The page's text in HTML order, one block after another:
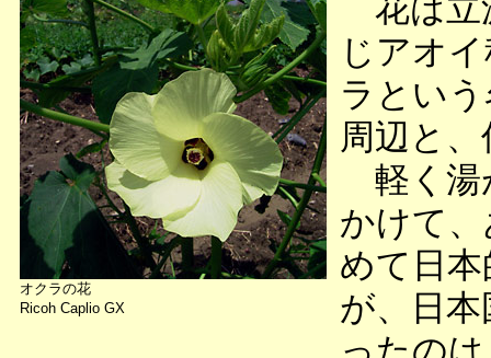
オクラの花
Ricoh Caplio GX
花は立
じアオ
ラとい
周辺と
軽く湯
かけて
めて日
が、日